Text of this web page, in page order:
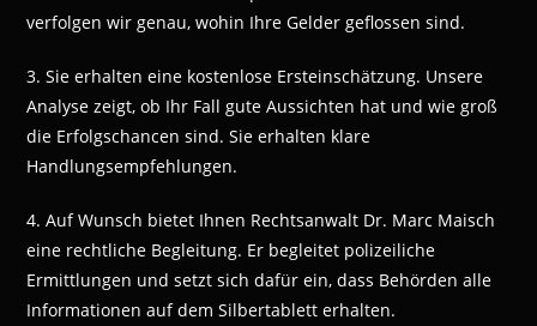
verfolgen wir genau, wohin Ihre Gelder geflossen sind.
3. Sie erhalten eine kostenlose Ersteinschätzung. Unsere
Analyse zeigt, ob Ihr Fall gute Aussichten hat und wie groß
die Erfolgschancen sind. Sie erhalten klare
Handlungsempfehlungen.
4. Auf Wunsch bietet Ihnen Rechtsanwalt Dr. Marc Maisch
eine rechtliche Begleitung. Er begleitet polizeiliche
Ermittlungen und setzt sich dafür ein, dass Behörden alle
Informationen auf dem Silbertablett erhalten.